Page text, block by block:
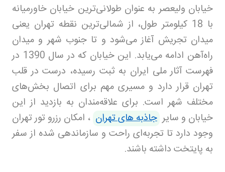
خیابان ولیعصر به عنوان طولانی‌ترین خیابان خاورمیانه
با 18 کیلومتر طول، از شمالی‌ترین نقطه تهران یعنی
میدان تجریش آغاز می‌شود و تا جنوب شهر و میدان
راه‌آهن ادامه می‌یابد. این خیابان که در سال 1390 در
فهرست آثار ملی ایران به ثبت رسیده، درست در قلب
تهران قرار دارد و مسیری مهم برای اتصال بخش‌های
مختلف شهر است. برای علاقه‌مندان به بازدید از این
خیابان و سایر جاذبه‌ های تهران ، امکان رزرو تور تهران
وجود دارد تا تجربه‌ای راحت و سازماندهی شده از سفر
به پایتخت داشته باشند.